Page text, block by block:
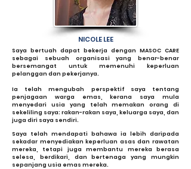
NICOLE LEE
Saya bertuah dapat bekerja dengan MASOC CARE
sebagai sebuah organisasi yang benar-benar
bersemangat untuk memenuhi keperluan
pelanggan dan pekerjanya.
Ia telah mengubah perspektif saya tentang
penjagaan warga emas, kerana saya mula
menyedari usia yang telah memakan orang di
sekeliling saya: rakan-rakan saya, keluarga saya, dan
juga diri saya sendiri.
Saya telah mendapati bahawa ia lebih daripada
sekadar menyediakan keperluan asas dan rawatan
mereka, tetapi juga membantu mereka berasa
selesa, berdikari, dan bertenaga yang mungkin
sepanjang usia emas mereka.